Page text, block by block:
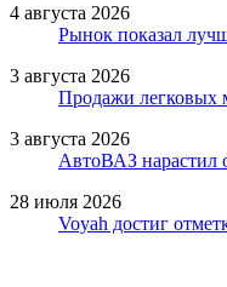
4 августа 2026
Рынок показал
3 августа 2026
Продажи легковых
3 августа 2026
АвтоВАЗ нарастил
28 июля 2026
Voyah достиг